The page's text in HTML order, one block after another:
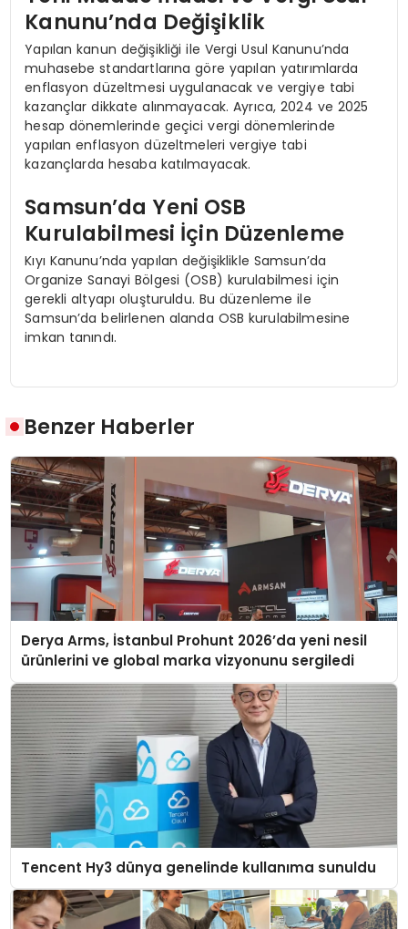
Kanunu’nda Değişiklik
Yapılan kanun değişikliği ile Vergi Usul Kanunu’nda
muhasebe standartlarına göre yapılan yatırımlarda
enflasyon düzeltmesi uygulanacak ve vergiye tabi
kazançlar dikkate alınmayacak. Ayrıca, 2024 ve 2025
hesap dönemlerinde geçici vergi dönemlerinde
yapılan enflasyon düzeltmeleri vergiye tabi
kazançlarda hesaba katılmayacak.
Samsun’da Yeni OSB
Kurulabilmesi İçin Düzenleme
Kıyı Kanunu’nda yapılan değişiklikle Samsun’da
Organize Sanayi Bölgesi (OSB) kurulabilmesi için
gerekli altyapı oluşturuldu. Bu düzenleme ile
Samsun’da belirlenen alanda OSB kurulabilmesine
imkan tanındı.
Benzer Haberler
Derya Arms, İstanbul Prohunt 2026’da yeni nesil
ürünlerini ve global marka vizyonunu sergiledi
Tencent Hy3 dünya genelinde kullanıma sunuldu